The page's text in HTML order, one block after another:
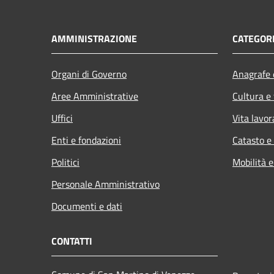
AMMINISTRAZIONE
Organi di Governo
Aree Amministrative
Uffici
Enti e fondazioni
Politici
Personale Amministrativo
Documenti e dati
Cultura
Vita
Catasto
Mobilità
CONTATTI